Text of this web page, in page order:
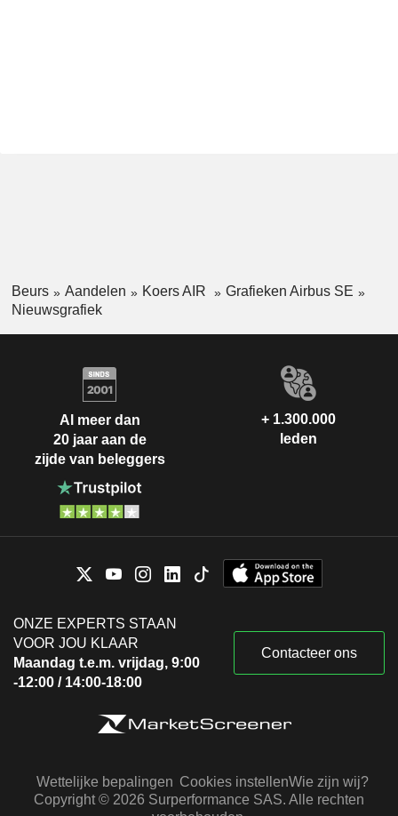
Beurs Aandelen Koers AIR
Grafieken Airbus SE
Nieuwsgrafiek
Al meer dan
20 jaar aan de
zijde van beleggers
+ 1.300.000
leden
ONZE EXPERTS STAAN
VOOR JOU KLAAR
Maandag t.e.m. vrijdag, 9:00
-12:00 / 14:00-18:00
Contacteer ons
Wettelijke bepalingen Cookies instellenWie zijn wij?
Copyright © 2026 Surperformance SAS. Alle rechten